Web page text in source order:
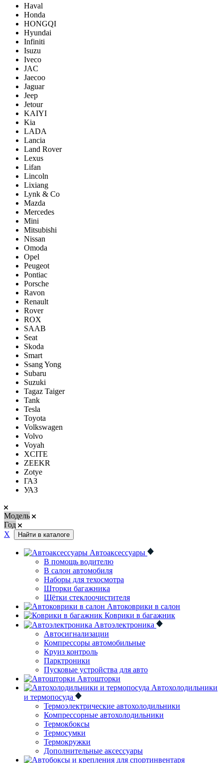
Haval
Honda
HONGQI
Hyundai
Infiniti
Isuzu
Iveco
JAC
Jaecoo
Jaguar
Jeep
Jetour
KAIYI
Kia
LADA
Lancia
Land Rover
Lexus
Lifan
Lincoln
Lixiang
Lynk & Co
Mazda
Mercedes
Mini
Mitsubishi
Nissan
Omoda
Opel
Peugeot
Pontiac
Porsсhe
Ravon
Renault
Rover
ROX
SAAB
Seat
Skoda
Smart
Ssang Yong
Subaru
Suzuki
Tagaz Taiger
Tank
Tesla
Toyota
Volkswagen
Volvo
Voyah
XCITE
ZEEKR
Zotye
ГАЗ
УАЗ
Модель
Год
Х
Найти в каталоге
Автоаксессуары
В помощь водителю
В салон автомобиля
Наборы для техосмотра
Шторки багажника
Щётки стеклоочистителя
Автоковрики в салон
Коврики в багажник
Автоэлектроника
Автосигнализации
Компрессоры автомобильные
Круиз контроль
Парктроники
Пусковые устройства для авто
Автошторки
Автохолодильники
и термопосуда
Термоэлектрические автохолодильники
Компрессорные автохолодильники
Термокбоксы
Термосумки
Термокружки
Дополнительные аксессуары